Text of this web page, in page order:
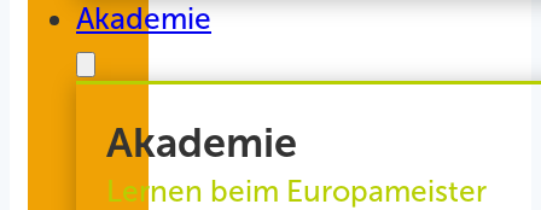
Akademie
Akademie
Lernen beim Europameister